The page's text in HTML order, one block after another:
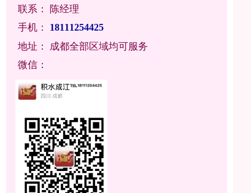
联系： 陈经理
手机：
18111254425
地址： 成都全部区域均可服务
微信：